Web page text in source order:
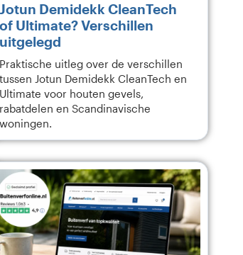
Jotun Demidekk CleanTech
of Ultimate? Verschillen
uitgelegd
Praktische uitleg over de verschillen
tussen Jotun Demidekk CleanTech en
Ultimate voor houten gevels,
rabatdelen en Scandinavische
woningen.